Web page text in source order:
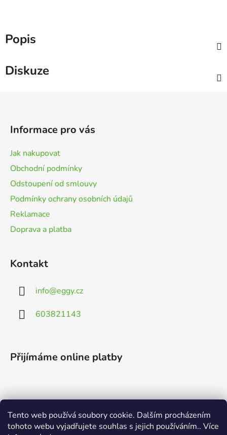
Tento web používá soubory cookie. Dalším procházením
tohoto webu vyjadřujete souhlas s jejich používáním.. Více
Popis
Diskuze
Informace pro vás
Jak nakupovat
Obchodní podmínky
Odstoupení od smlouvy
Podmínky ochrany osobních údajů
Reklamace
Doprava a platba
Kontakt
info@eggy.cz
603821143
Přijímáme online platby
Vyhledávání